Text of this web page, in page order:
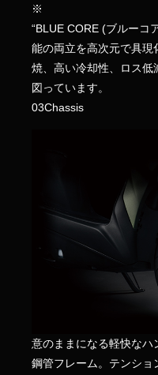
※
“BLUE CORE (ブルーコ
能の両立を高次元で具
焼、高い冷却性、ロス低
図っています。
03Chassis
意のままになる軽快なハ
鋼管フレーム。テンシ